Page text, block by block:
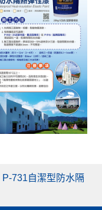
P-731自潔型防水隔